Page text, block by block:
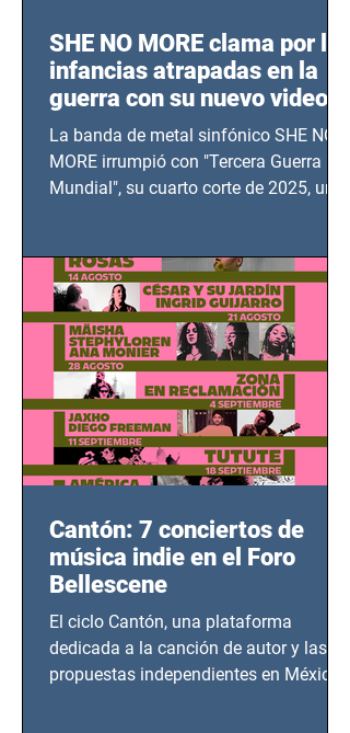
SHE NO MORE clama por las
infancias atrapadas en la
guerra con su nuevo video
TERCERA GUERRA
MUNDIAL
La banda de metal sinfónico SHE NO
MORE irrumpió con "Tercera Guerra
Mundial", su cuarto corte de 2025, un
bélicos.
Cantón: 7 conciertos de
música indie en el Foro
Bellescene
El ciclo Cantón, una plataforma
dedicada a la canción de autor y las
propuestas independientes en México,